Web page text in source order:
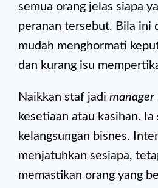
semua orang jelas siapa
peranan tersebut. Bila ini
mudah menghormati
dan kurang isu
Naikkan staf jadi manager
kesetiaan atau kasihan.
kelangsungan bisnes.
menjatuhkan sesiapa,
memastikan orang yang